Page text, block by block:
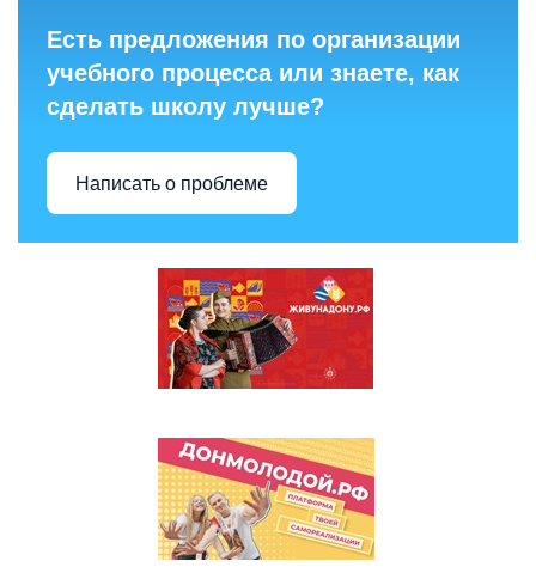
Есть предложения по организации
учебного процесса или знаете, как
сделать школу лучше?
Написать о проблеме